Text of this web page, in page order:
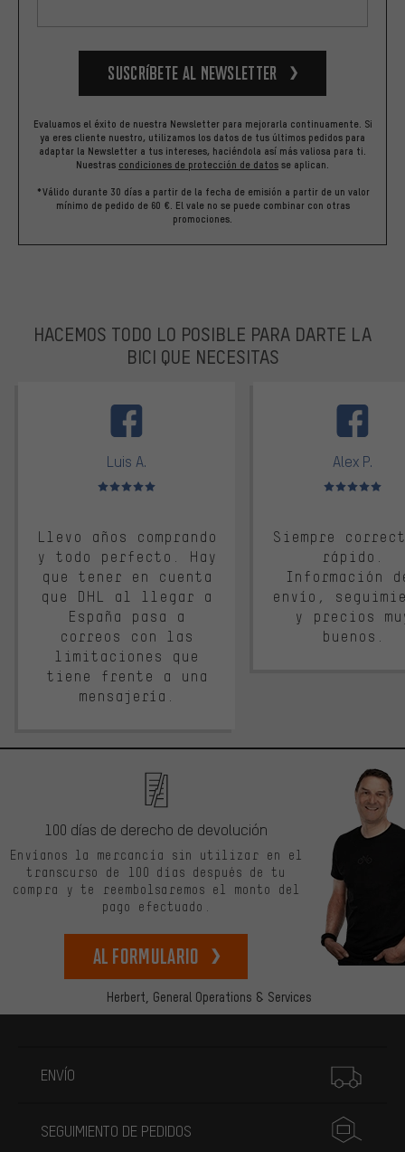
Suscríbete al newsletter
Evaluamos el éxito de nuestra Newsletter para mejorarla continuamente. Si
ya eres cliente nuestro, utilizamos los datos de tus últimos pedidos para
adaptar la Newsletter a tus intereses, haciéndola así más valiosa para ti.
Nuestras condiciones de protección de datos se aplican.
*Válido durante 30 días a partir de la fecha de emisión a partir de un valor
mínimo de pedido de 60 €. El vale no se puede combinar con otras
promociones.
HACEMOS TODO LO POSIBLE PARA DARTE LA
BICI QUE NECESITAS
Luis A.
Valoración media: 5 de 5
Llevo años comprando
y todo perfecto. Hay
que tener en cuenta
que DHL al llegar a
España pasa a
correos con las
limitaciones que
tiene frente a una
mensajería.
Alex P.
Valoración
Siempre
rápido.
Información
envío,
y precios
buenos.
Herbert, General Operations & Services
100 días de derecho de devolución
Envíanos la mercancía sin utilizar en el
transcurso de 100 días después de tu
compra y te reembolsaremos el monto del
pago efectuado.
Al formulario
ENVÍO
SEGUIMIENTO DE PEDIDOS